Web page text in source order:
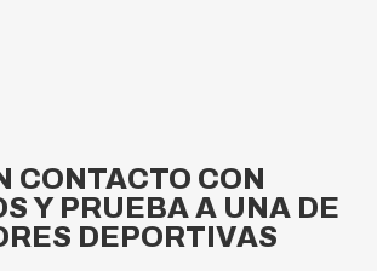
CONTACTO CON
Y PRUEBA A UNA DE
DEPORTIVAS